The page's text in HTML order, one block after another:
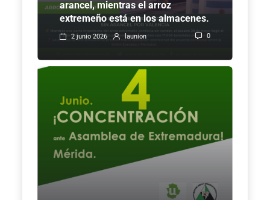
arancel, mientras el arroz
extremeño está en los almacenes.
2 junio 2026 launion 0